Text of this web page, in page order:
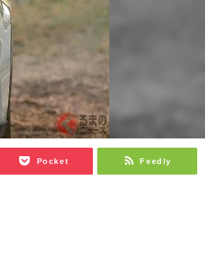
Pocket Feedly